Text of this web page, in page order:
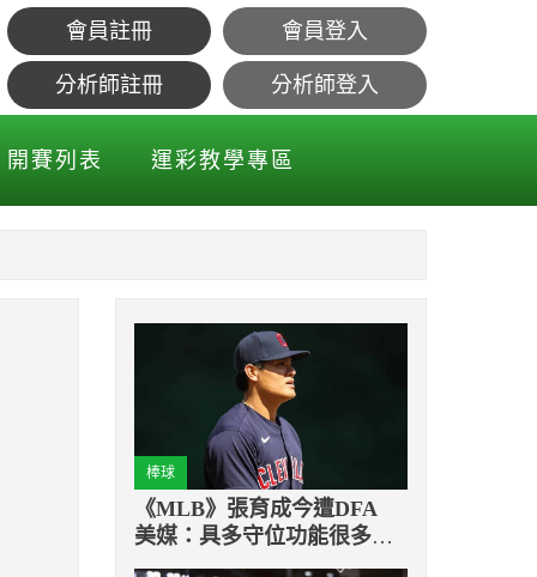
會員註冊 會員登入
分析師註冊 分析師登入
開賽列表 運彩教學專區
棒球
《MLB》張育成今遭DFA
美媒：具多守位功能很多球
隊可以用他